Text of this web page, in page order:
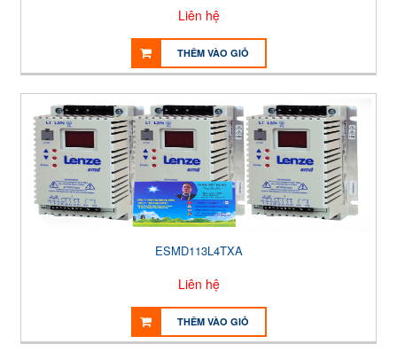
Liên hệ
THÊM VÀO GIỎ
ESMD113L4TXA
Liên hệ
THÊM VÀO GIỎ